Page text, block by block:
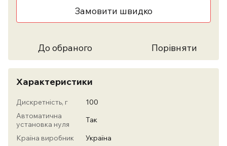
Замовити швидко
До обраного Порівняти
Характеристики
Дискретність, г
100
Автоматична
установка нуля
Так
Країна виробник
Україна